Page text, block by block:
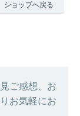
ショップへ戻る
ご感想、お
お気軽にお